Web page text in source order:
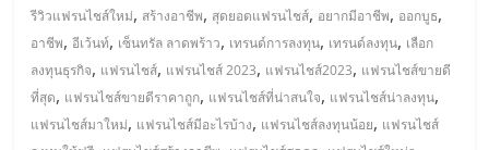
ลงทุน
และ
รีวิวแฟรนไชส์ใหม่, สร้างอาชีพ, สุดยอดแฟรนไชส์, อยากมีอาชีพ, ออกบูธ,
อาชีพ,อีเว้นท์, เซ็นทรัล ลาดพร้าว, เทรนด์การลงทุน, เทรนด์ลงทุน, เลือก
ลงทุนธุรกิจ, แฟรนไชส์, แฟรนไชส์ 2023, แฟรนไชส์2023, แฟรนไชส์ขายดี
ที่สุด, แฟรนไชส์ขายดีราคาถูก, แฟรนไชส์ที่น่าสนใจ, แฟรนไชส์น่าลงทุน,
แฟรนไชส์มาใหม่, แฟรนไชส์มีอะไรบ้าง, แฟรนไชส์ลงทุนน้อย, แฟรนไชส์